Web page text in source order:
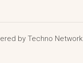
by Techno Network